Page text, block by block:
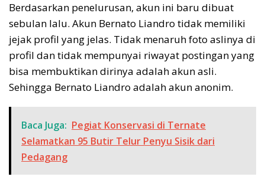
Berdasarkan penelurusan, akun ini baru dibuat
sebulan lalu. Akun Bernato Liandro tidak memiliki
jejak profil yang jelas. Tidak menaruh foto aslinya di
profil dan tidak mempunyai riwayat postingan yang
bisa membuktikan dirinya adalah akun asli.
Sehingga Bernato Liandro adalah akun anonim.
Baca Juga: Pegiat Konservasi di Ternate
Selamatkan 95 Butir Telur Penyu Sisik dari
Pedagang